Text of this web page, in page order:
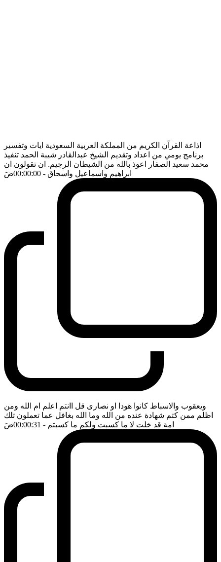
اذاعة القرآن الكريم من المملكة العربية السعودية ايات وتفسير
برنامج يومي من اعداد وتقديم الشيخ عبدالقادر شيبة الحمد تنفيذ
محمد سعيد الصفار اعوذ بالله من الشيطان الرجيم. ان تقولون ان
ابراهيم واسماعيل واسحاق - 00:00:00 ضَ
ويعقوب والاسباط كانوا هودا او نصارى قل اانتم اعلم ام الله ومن
اظلم ممن كتم شهادة عنده من الله وما الله بغافل عما تعملون تلك
امة قد خلت لا ما كسبت ولكم ما كسبتم - 00:00:31 ضَ